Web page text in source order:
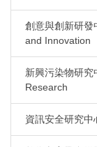
創意與創新研
and Innovation
新興污染物研
Research
資訊安全研究